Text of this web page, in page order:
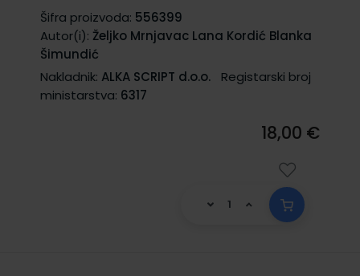
Šifra proizvoda: 556399
Autor(i): Željko Mrnjavac Lana Kordić Blanka
Šimundić
Nakladnik: ALKA SCRIPT d.o.o.
Registarski broj
ministarstva: 6317
18,00 €